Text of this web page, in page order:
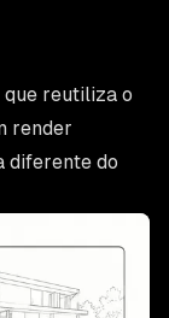
reutiliza o
render
diferente do